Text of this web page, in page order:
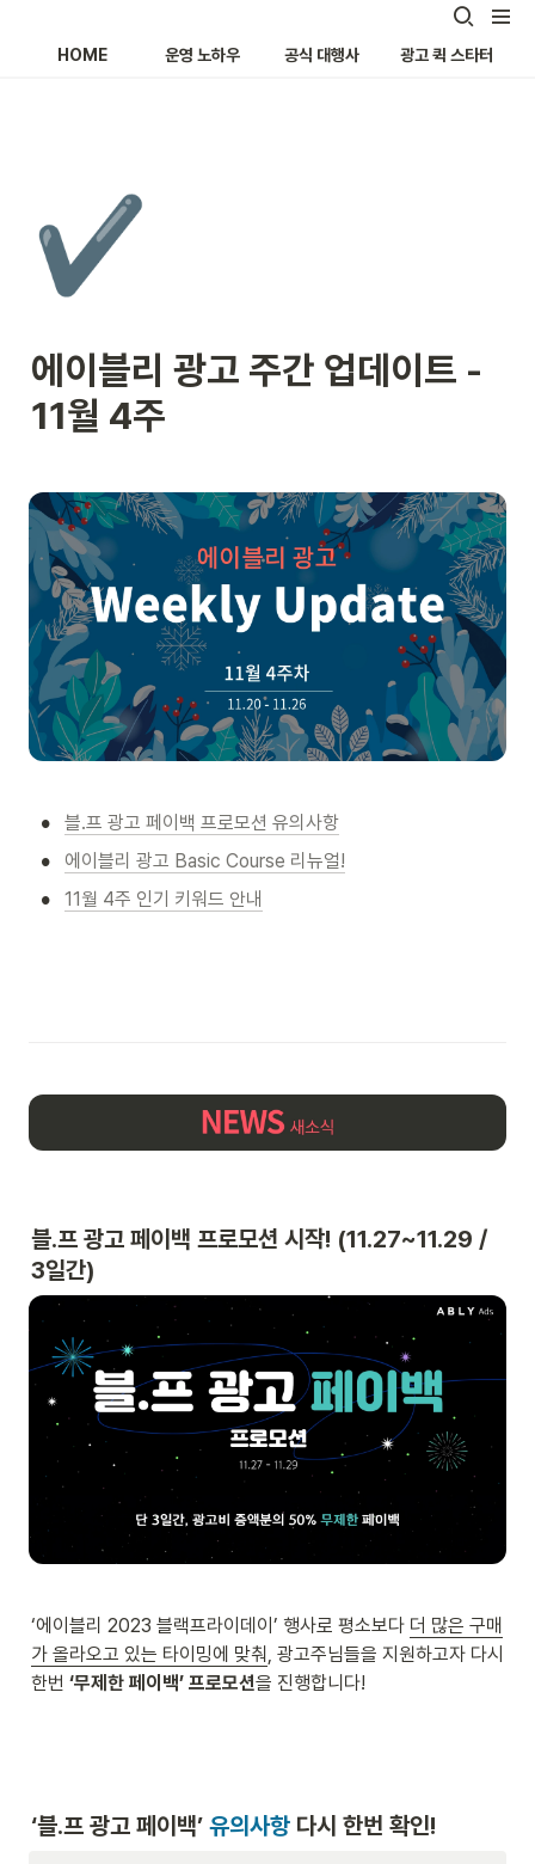
HOME 운영 노하우 공식 대행사 광고 퀵 스타터
✔️
에이블리 광고 주간 업데이트 -
11월 4주
• 블.프 광고 페이백 프로모션 유의사항
• 에이블리 광고 Basic Course 리뉴얼!
• 11월 4주 인기 키워드 안내
블.프 광고 페이백 프로모션 시작! (11.27~11.29 /
3일간)
‘에이블리 2023 블랙프라이데이’ 행사로 평소보다 더 많은 구매
가 올라오고 있는 타이밍에 맞춰 , 광고주님들을 지원하고자 다시
한번 ‘무제한 페이백’ 프로모션을 진행합니다!
‘블.프 광고 페이백’ 유의사항 다시 한번 확인!